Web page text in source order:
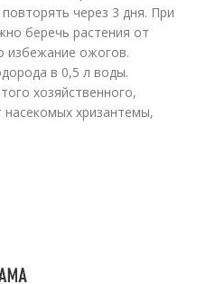
через 3 дня. При
беречь растения от
избежание ожогов.
в 0,5 л воды.
хозяйственного,
хризантемы,